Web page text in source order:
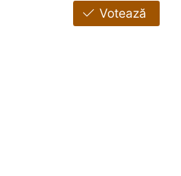
Votează